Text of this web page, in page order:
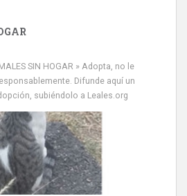
SIN HOGAR » Adopta, no le
Difunde aquí un
subiéndolo a Leales.org